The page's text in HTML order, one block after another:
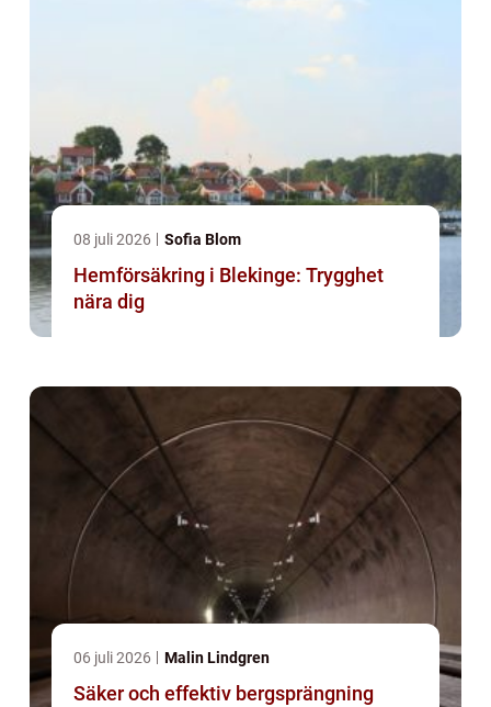
08 juli 2026 Sofia Blom
Hemförsäkring i Blekinge: Trygghet
nära dig
06 juli 2026 Malin Lindgren
Säker och effektiv bergsprängning